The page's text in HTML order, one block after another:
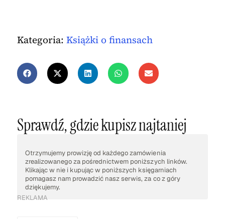
Kategoria: Książki o finansach
Sprawdź, gdzie kupisz najtaniej
Otrzymujemy prowizję od każdego zamówienia
zrealizowanego za pośrednictwem poniższych linków.
Klikając w nie i kupując w poniższych księgarniach
pomagasz nam prowadzić nasz serwis, za co z góry
dziękujemy.
REKLAMA